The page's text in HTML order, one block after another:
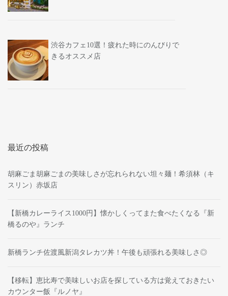
渋谷カフェ10選！疲れた時にのんびりで
きるオススメ店
最近の投稿
胡麻ごま胡麻ごまの美味しさが忘れられない坦々麺！希須林（キ
スリン）赤坂店
【新橋カレーライス1000円】懐かしくってまた食べたくなる『新
橋るのや』ランチ
新橋ランチ佐渡風新潟タレカツ丼！午後も頑張れる美味しさ◎
【移転】恵比寿で美味しいお店を探している方は覚えておきたい
カウンター飯『ルノヤ』